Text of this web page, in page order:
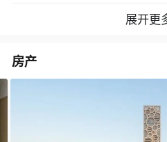
展开更
房产